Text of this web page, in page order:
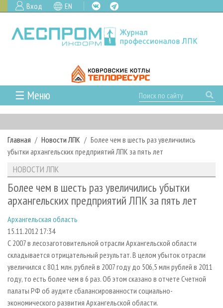
Вход EN
☰ Меню
ГЛАВНАЯ
РУБРИКИ И ТЕМЫ
РУБРИКИ ЖУРНАЛА
ЛЕСОЗАГОТОВКА
ЛЕСОПИЛЕНИЕ
СУШКА ДРЕВЕСИНЫ
ПРОИЗВОДСТВО ДРЕВЕСНЫХ ПЛИТ
ДЕРЕВЯННОЕ ДОМОСТРОЕНИЕ
ПРОИЗВОДСТВО МЕБЕЛИ
БИОЭНЕРГЕТИКА
НОВОСТИ
НОВОСТИ ЛПК
НОВОСТИ ЖУРНАЛА
ПРОЕКТЫ ЛПИ
АНАЛИТИКА
ПРЕДПРИЯТИЯ ЛПК
ПЕРСОНЫ
МОБИЛЬНЫЕ ВЫСТАВКИ
ОФИЦИАЛЬНЫЕ ДЕЛЕГАЦИИ
ПРИОРИТЕТНЫЕ ИНВЕСТПРОЕКТЫ
RUSSIAN FORESTRY REVIEW
АРХИВ ЖУРНАЛОВ
О ЖУРНАЛЕ
ПОДПИСКА
КОНТАКТЫ
РЕКЛАМОДАТЕЛЯМ
РЕКЛАМА
РЕКЛАМА НА САЙТЕ
Главная Новости ЛПК
Более чем в шесть раз увеличились
убытки архангельских предприятий ЛПК за пять лет
НОВОСТИ ЛПК
Более чем в шесть раз увеличились убытки
архангельских предприятий ЛПК за пять лет
Архангельская область
15.11.2012 17:34
С 2007 в лесозаготовительной отрасли Архангельской области
складывается отрицательный результат. В целом убыток отрасли
увеличился с 80,1 млн. рублей в 2007 году до 506,5 млн рублей в 2011
году, то есть более чем в 6 раз. Об этом сказано в отчете Счетной
палаты РФ об аудите сбалансированности социально-
экономического развития Архангельской области.